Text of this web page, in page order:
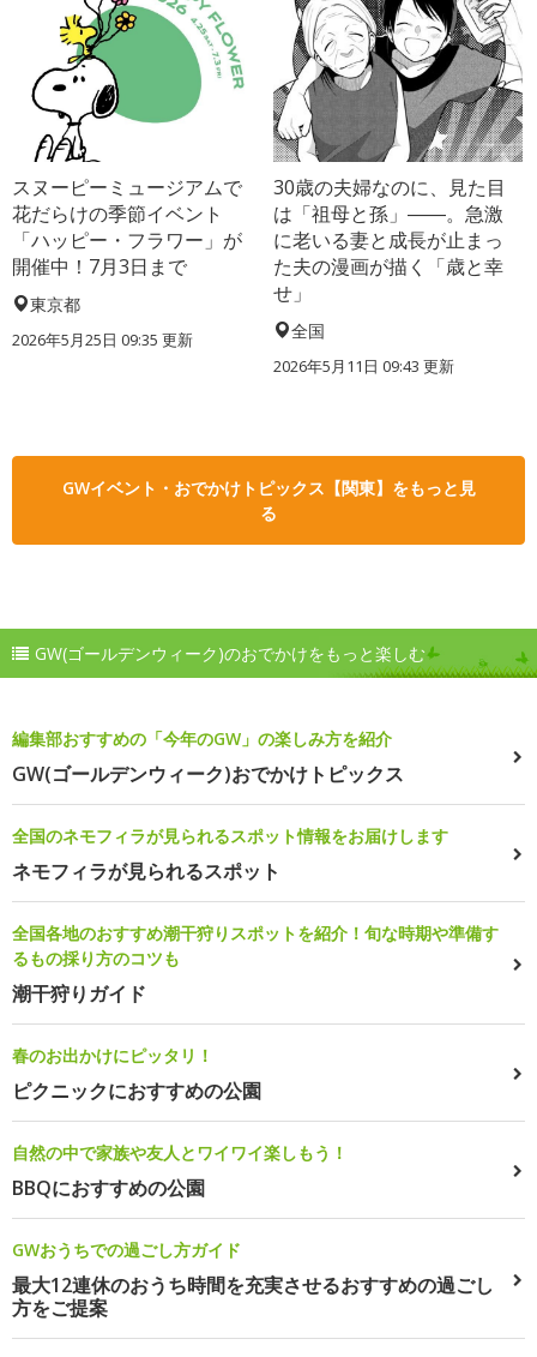
スヌーピーミュージアムで
花だらけの季節イベント
「ハッピー・フラワー」が
開催中！7月3日まで
東京都
2026年5月25日 09:35 更新
30歳の夫婦なのに、見た目
は「祖母と孫」――。急激
に老いる妻と成長が止まっ
た夫の漫画が描く「歳と幸
せ」
全国
2026年5月11日 09:43 更新
GWイベント・おでかけトピックス【関東】をもっと見
る
GW(ゴールデンウィーク)のおでかけをもっと楽しむ
編集部おすすめの「今年のGW」の楽しみ方を紹介
GW(ゴールデンウィーク)おでかけトピックス
全国のネモフィラが見られるスポット情報をお届けします
ネモフィラが見られるスポット
全国各地のおすすめ潮干狩りスポットを紹介！旬な時期や準備す
るもの採り方のコツも
潮干狩りガイド
春のお出かけにピッタリ！
ピクニックにおすすめの公園
自然の中で家族や友人とワイワイ楽しもう！
BBQにおすすめの公園
GWおうちでの過ごし方ガイド
最大12連休のおうち時間を充実させるおすすめの過ごし
方をご提案